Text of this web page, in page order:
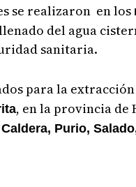
se realizaron en los
del agua
sanitaria.
para la
, en la provincia
Purio,